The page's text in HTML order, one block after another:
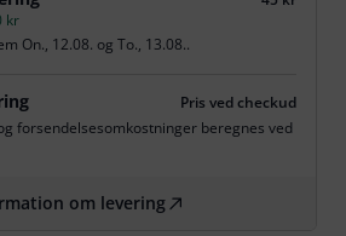
kr
On., 12.08. og To., 13.08..
Pris ved checkud
forsendelsesomkostninger beregnes ved
om levering